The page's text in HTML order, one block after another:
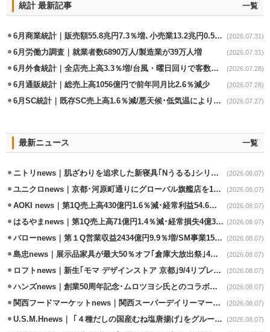
統計 最新記事 一覧
6月商業統計｜販売額55.8兆円7.3％増､小売業13.2兆円0.5％増 (2026.07.31)
6月労働力調査｜就業者数6890万人/製造業が39万人増 (2026.07.31)
6月外食統計｜全店売上高3.3％増/台風・曜日回りで客数失速も単価上昇が下支え (2026.07.28)
6月通販統計｜総売上高1056億円で前年同月比2.6％減少 (2026.07.28)
6月SC統計｜既存SC売上高1.6％減/悪天候･低気温により夏物不振 (2026.07.27)
最新ニュース 一覧
ニトリnews｜肌ざわりを追求した新寝具｢Nうるる｣シリーズを発売 (2026.08.07)
ユニクロnews｜京都･河原町通りにグローバル旗艦店を11/6開設 (2026.08.07)
AOKI news｜第1Q売上高430億円1.6％減･経常利益54.6％減 (2026.08.07)
はるやまnews｜第1Q売上高71億円1.4％減･経常損失4億3800万円 (2026.08.07)
バローnews｜第１Q営業収益2434億円9.9％増/SM事業15.5％増と絶好調 (2026.08.07)
島忠news｜展示品家具が最大50％オフ｢倉庫大放出祭｣4店舗限定で開催 (2026.08.07)
ロフトnews｜新生｢モマ デザインストア 京都｣9/4リプレイスオープン (2026.08.07)
ハンズnews｜創業50周年記念･ムロツヨシ氏とのコラボ企画｢ムロハンズ｣開催 (2026.08.07)
関西フードマーケットnews｜関西スーパーデイリーマート蒲生店8/7改装 (2026.08.07)
U.S.M.Hnews｜ ｢４種だしの国産むね塩唐揚げ｣をグループ610店で共同販促 (2026.08.07)